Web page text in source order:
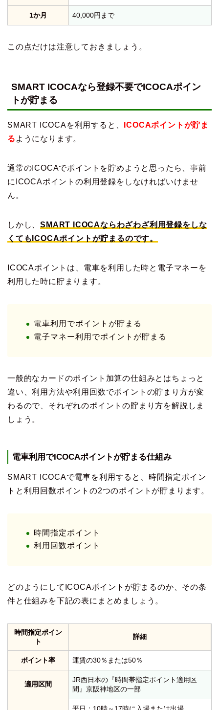
1か月 40,000円まで
この点だけは注意しておきましょう。
SMART ICOCAなら登録不要でICOCAポイン
トが貯まる
SMART ICOCAを利用すると、
ICOCAポイントが貯ま
る ようになります。
通常のICOCAでポイントを貯めようと思ったら、事前
にICOCAポイントの利用登録をしなければいけませ
ん。
しかし、SMART ICOCAならわざわざ利用登録をしな
くてもICOCAポイントが貯まるのです。
ICOCAポイントは、電車を利用した時と電子マネーを
利用した時に貯まります。
電車利用でポイントが貯まる
電子マネー利用でポイントが貯まる
一般的なカードのポイント加算の仕組みとはちょっと
違い、利用方法や利用回数でポイントの貯まり方が変
わるので、それぞれのポイントの貯まり方を解説しま
しょう。
電車利用でICOCAポイントが貯まる仕組み
SMART ICOCAで電車を利用すると、時間指定ポイン
トと利用回数ポイントの2つのポイントが貯まります。
時間指定ポイント
利用回数ポイント
どのようにしてICOCAポイントが貯まるのか、その条
件と仕組みを下記の表にまとめましょう。
時間指定ポイン
ト
詳細
ポイント率 運賃の30％または50％
適用区間
JR西日本の『時間帯指定ポイント適用区
間』京阪神地区の一部